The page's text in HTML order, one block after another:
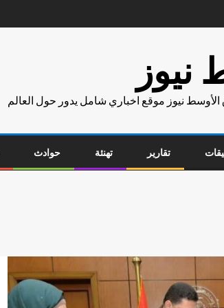
نيوز
نيوز موقع اخباري شامل يدور حول العالم
تقارير تهنئة حوادث